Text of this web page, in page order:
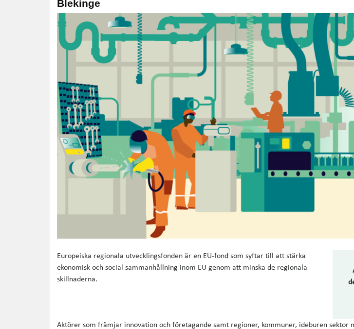
Blekinge
Europeiska regionala utvecklingsfonden är en EU-fond som syftar till att stärka
ekonomisk och social sammanhållning inom EU genom att minska de regionala
skillnaderna.
Aktörer som främjar innovation och företagande samt regioner, kommuner, ideburen sektor